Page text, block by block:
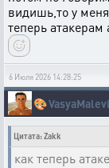
видишь,то у
теперь атакерам
6 Июля 2026 14:28:25
🎨
Цитата: Zakk
как теперь